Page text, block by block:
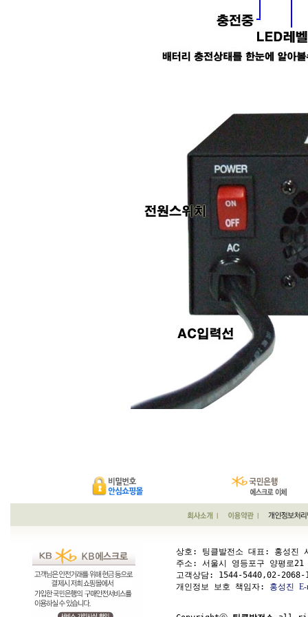
상호: 팅클발전소 대표: 홍성
주소: 서울시 영등포구 양평
고객상담: 1544-5440,02-
개인정보 보호 책임자: 홍성진